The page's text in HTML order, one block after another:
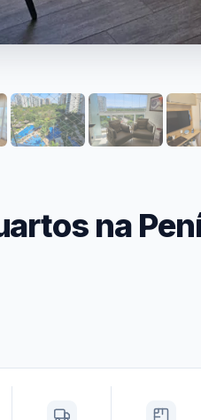
na